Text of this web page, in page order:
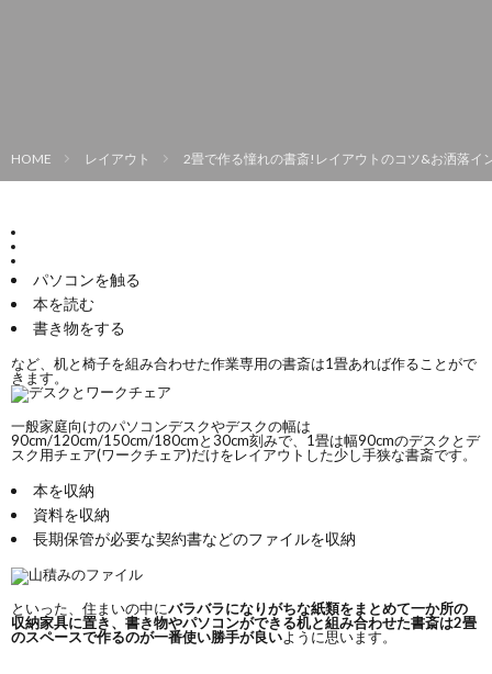
HOME レイアウト 2畳で作る憧れの書斎!レイアウトのコツ&お洒落イ
パソコンを触る
本を読む
書き物をする
など、机と椅子を組み合わせた作業専用の書斎は1畳あれば作ることがで
きます。
一般家庭向けのパソコンデスクやデスクの幅は
90cm/120cm/150cm/180cmと30cm刻みで、1畳は幅90cmのデスクとデ
スク用チェア(ワークチェア)だけをレイアウトした少し手狭な書斎です。
本を収納
資料を収納
長期保管が必要な契約書などのファイルを収納
といった、住まいの中にバラバラになりがちな紙類をまとめて一か所の
収納家具に置き、書き物やパソコンができる机と組み合わせた書斎は2畳
のスペースで作るのが一番使い勝手が良いように思います。